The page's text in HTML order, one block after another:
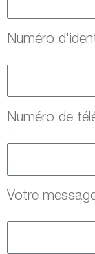
Numéro
Numéro de
Votre